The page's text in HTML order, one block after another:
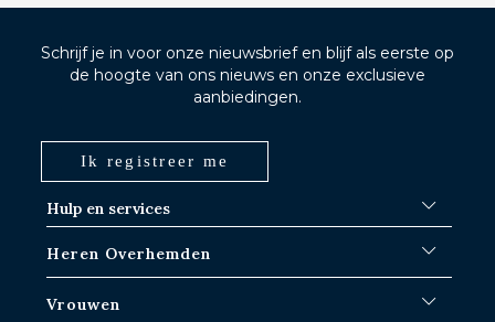
Hulp en services
Verzendprocedures
Ruilen in Parijs-IDF winkels
Heren Overhemden
Blauwe overhemden
Vrouwen
Schrijf je in voor onze nieuwsbrief en blijf als eerste op
de hoogte van ons nieuws en onze exclusieve
aanbiedingen.
Ik registreer me